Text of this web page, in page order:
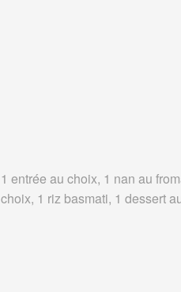
1 entrée au choix, 1 nan au
choix, 1 riz basmati, 1 dessert